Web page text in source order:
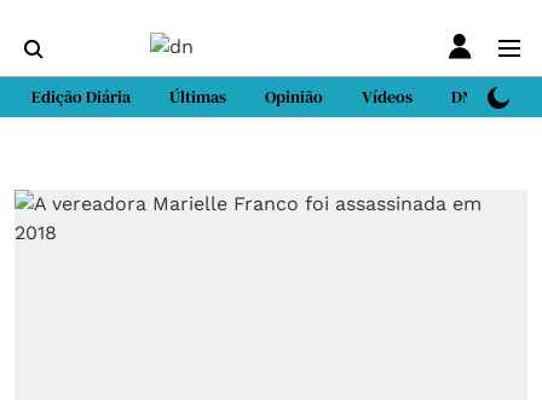
Edição Diária Últimas Opinião Vídeos DN Sport